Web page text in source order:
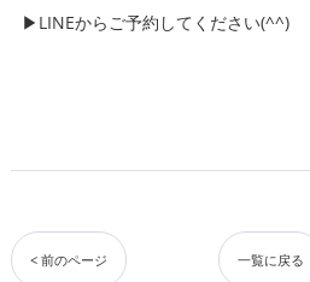
▶LINEからご予約してください(^^)
< 前のページ 一覧に戻る